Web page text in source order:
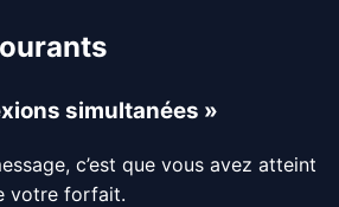
simultanées »
c’est que vous avez atteint
votre forfait.